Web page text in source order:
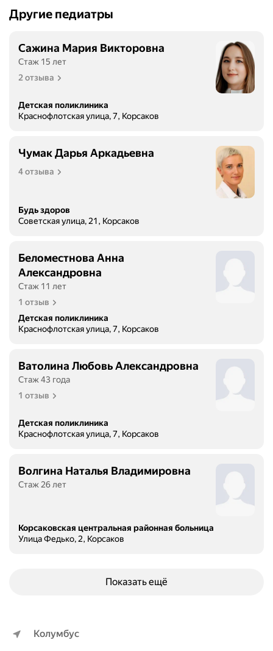
Другие педиатры
Сажина Мария Викторовна
Стаж 15 лет
2 отзыва
Детская поликлиника
Краснофлотская улица, 7, Корсаков
Чумак Дарья Аркадьевна
4 отзыва
Будь здоров
Советская улица, 21, Корсаков
Беломестнова Анна
Александровна
Стаж 11 лет
1 отзыв
Детская поликлиника
Краснофлотская улица, 7, Корсаков
Ватолина Любовь Александровна
Стаж 43 года
1 отзыв
Детская поликлиника
Краснофлотская улица, 7, Корсаков
Волгина Наталья Владимировна
Стаж 26 лет
Корсаковская центральная районная больница
Улица Федько, 2, Корсаков
Показать ещё
Колумбус